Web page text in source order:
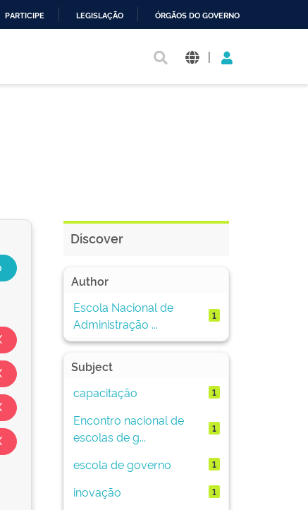
PARTICIPE LEGISLAÇÃO ÓRGÃOS DO GOVERNO
|
Discover
Author
Escola Nacional de
Administração ...
1
Subject
capacitação
1
Encontro nacional de
escolas de g...
1
escola de governo 1
inovação 1